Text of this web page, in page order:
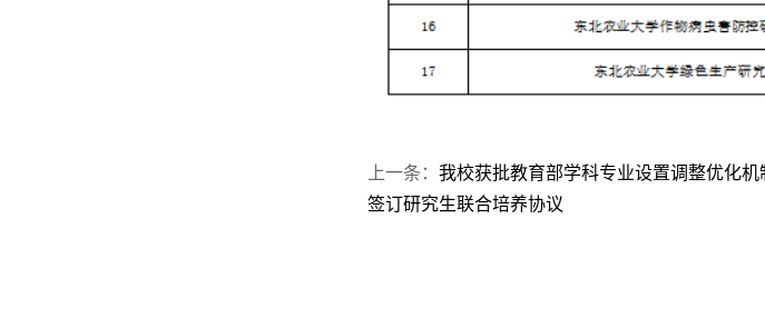
上一条： 我校获批教育部学科专业设置调整优化机
签订研究生联合培养协议